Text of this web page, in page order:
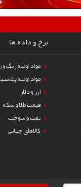
نرخ و داده ها
مواد اولیه رنگ
مواد اولیه
ارز و دلار
قیمت طلا و سکه
نفت و سوخت
کالاهای جهانی